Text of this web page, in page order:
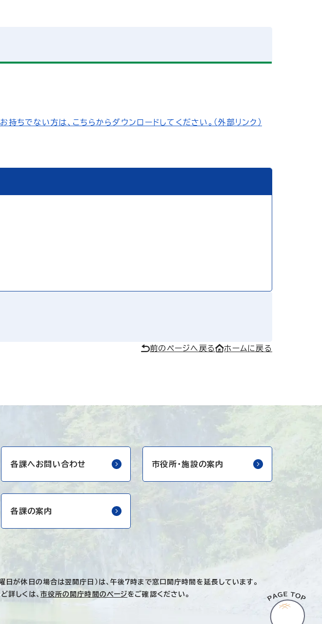
ない方は、こちらからダウンロードしてください。（外部リンク）
前のページへ戻る ホームに戻る
各課へお問い合わせ 市役所・施設の案内
各課の案内
日が休日の場合は翌開庁日）は、午後7時まで窓口開庁時間を延長しています。
詳しくは、 市役所の開庁時間のページをご確認ください。